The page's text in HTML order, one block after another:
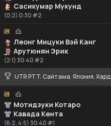
Сасикумар Мукунд
(0:2) 0:30 #2
Леонг Мицуки Вэй Канг
Арутюнян Эрик
(2:1) 30:40 #2
UTR PTT. Сайтама. Япония. Хард
Мотидзуки Котаро
Кавада Кента
(6:2, 4:5) 30:40 #1